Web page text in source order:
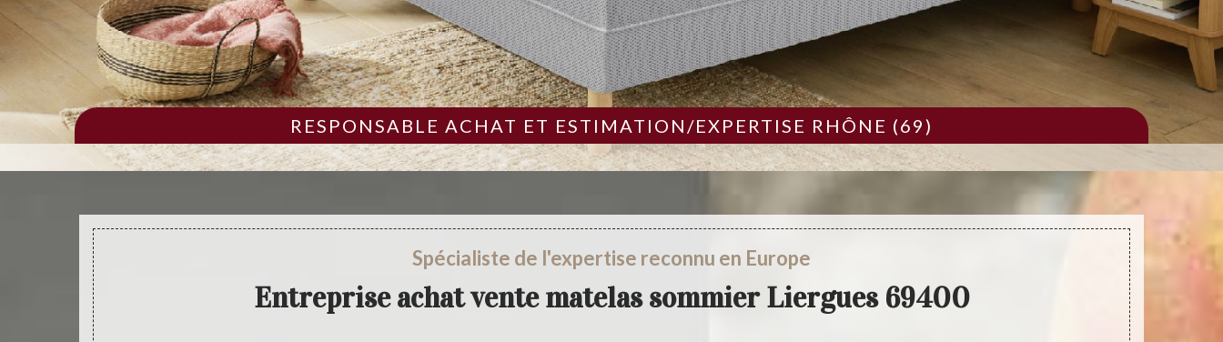
RESPONSABLE ACHAT ET ESTIMATION/EXPERTISE RHÔNE (69)
Spécialiste de l'expertise reconnu en Europe
Entreprise achat vente matelas sommier Liergues 69400